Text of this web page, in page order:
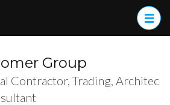
Group
Contractor, Trading, Architec